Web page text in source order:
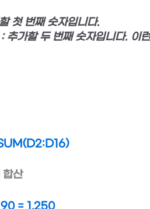
첫 번째 숫자입니다.
할 두 번째 숫자입니다. 이
합산
= 1,250